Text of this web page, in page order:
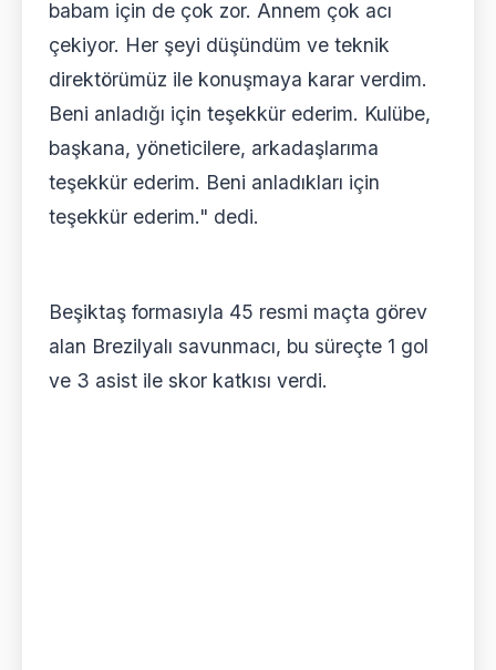
babam için de çok zor. Annem çok acı
çekiyor. Her şeyi düşündüm ve teknik
direktörümüz ile konuşmaya karar verdim.
Beni anladığı için teşekkür ederim. Kulübe,
başkana, yöneticilere, arkadaşlarıma
teşekkür ederim. Beni anladıkları için
teşekkür ederim." dedi.
Beşiktaş formasıyla 45 resmi maçta görev
alan Brezilyalı savunmacı, bu süreçte 1 gol
ve 3 asist ile skor katkısı verdi.